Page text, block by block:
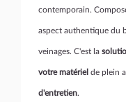
contemporain.
aspect authentique du
veinages. C'est la
votre matériel de plein
d'entretien.